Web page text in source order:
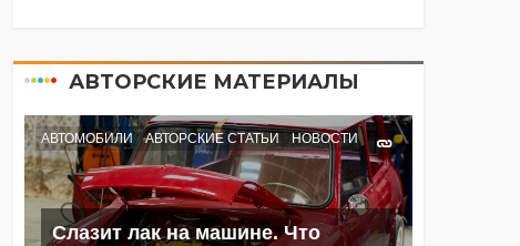
АВТОРСКИЕ МАТЕРИАЛЫ
АВТОМОБИЛИ АВТОРСКИЕ СТАТЬИ НОВОСТИ
Слазит лак на машине. Что